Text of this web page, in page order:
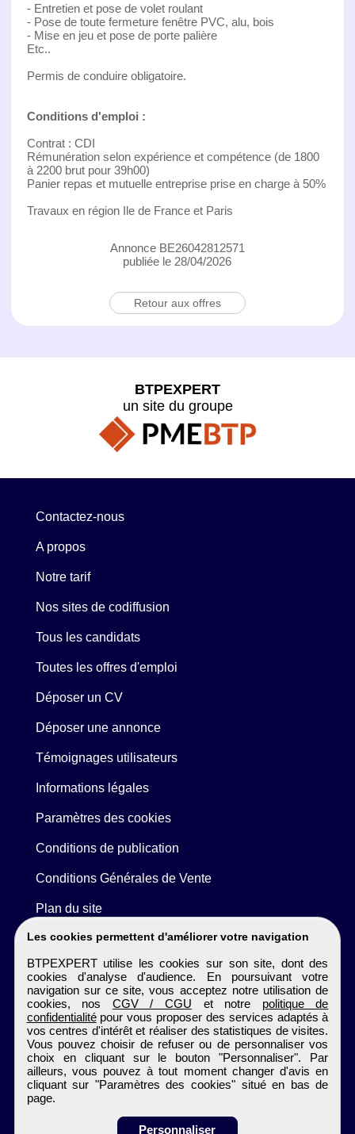
- Entretien et pose de volet roulant
- Pose de toute fermeture fenêtre PVC, alu, bois
- Mise en jeu et pose de porte palière
Etc..
Permis de conduire obligatoire.
Conditions d'emploi :
Contrat : CDI
Rémunération selon expérience et compétence (de 1800
à 2200 brut pour 39h00)
Panier repas et mutuelle entreprise prise en charge à 50%
Travaux en région Ile de France et Paris
Annonce BE26042812571
publiée le 28/04/2026
Retour aux offres
Les cookies permettent d'améliorer votre navigation
BTPEXPERT utilise les cookies sur son site, dont des
cookies d'analyse d'audience. En poursuivant votre
navigation sur ce site, vous acceptez notre utilisation de
cookies, nos CGV / CGU et notre politique de
confidentialitépour vous proposer des services adaptés à
vos centres d'intérêt et réaliser des statistiques de visites.
Vous pouvez choisir de refuser ou de personnaliser vos
choix en cliquant sur le bouton "Personnaliser". Par
ailleurs, vous pouvez à tout moment changer d'avis en
cliquant sur "Paramètres des cookies" situé en bas de
page.
Personnaliser
BTPEXPERT
un site du groupe
Contactez-nous
A propos
Notre tarif
Nos sites de codiffusion
Tous les candidats
Toutes les offres d'emploi
Déposer un CV
Déposer une annonce
Témoignages utilisateurs
Informations légales
Paramètres des cookies
Conditions de publication
Conditions Générales de Vente
Plan du site